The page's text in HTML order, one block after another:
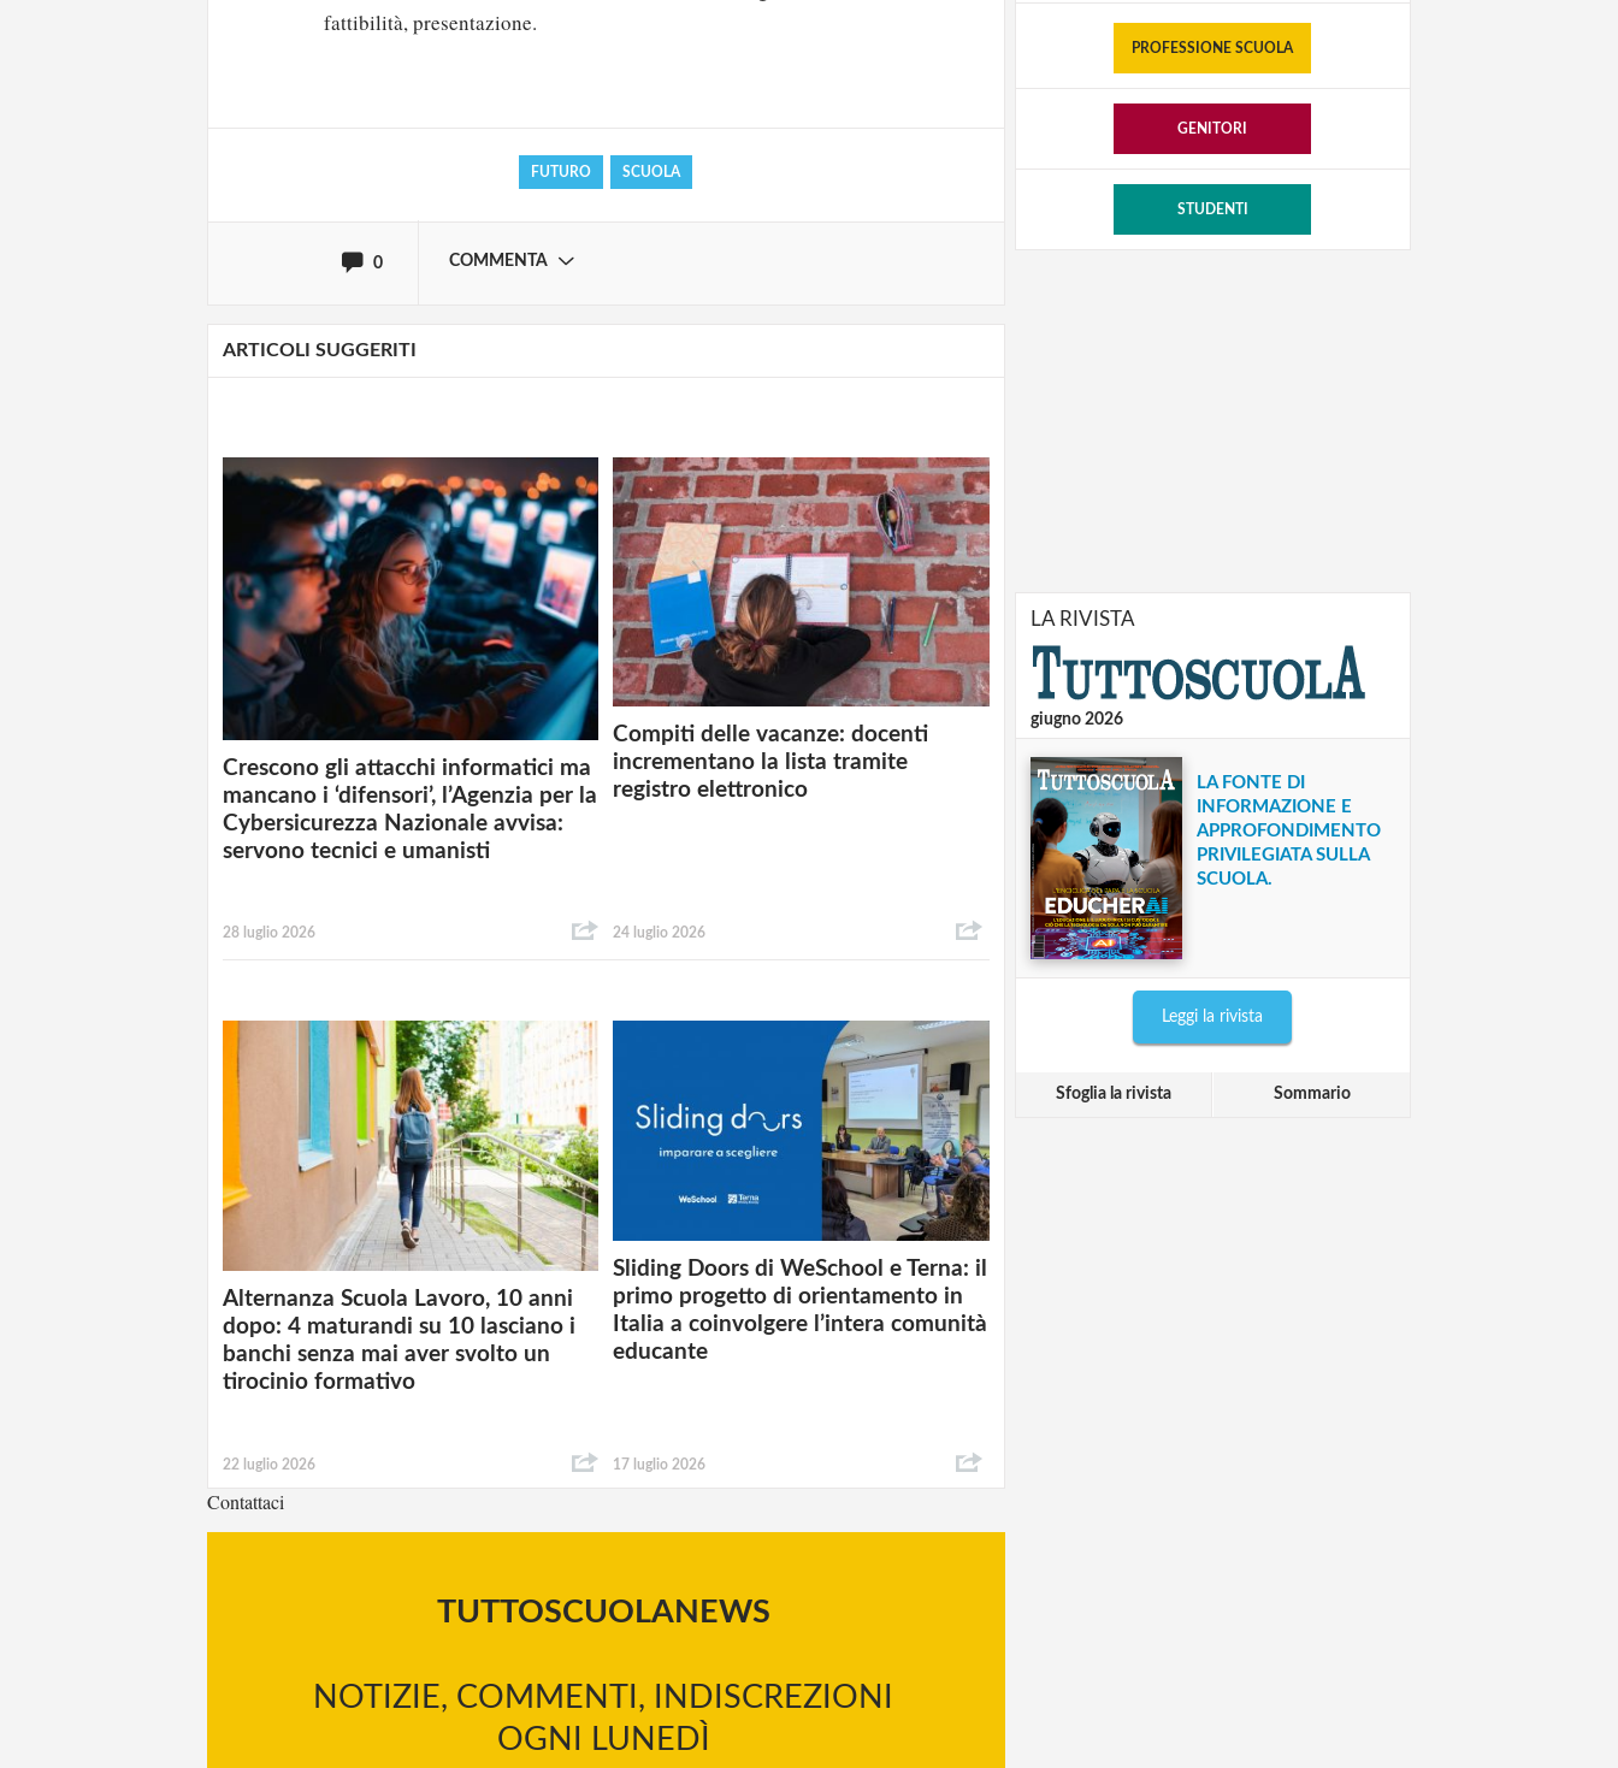
fattibilità, presentazione.
FUTURO SCUOLA
0 COMMENTA
Solo gli utenti registrati possono commentare!
ARTICOLI SUGGERITI
Crescono gli attacchi informatici ma
mancano i ‘difensori’, l’Agenzia per la
Cybersicurezza Nazionale avvisa:
servono tecnici e umanisti
28 luglio 2026
Compiti delle vacanze: docenti
incrementano la lista tramite
registro elettronico
24 luglio 2026
Alternanza Scuola Lavoro, 10 anni
dopo: 4 maturandi su 10 lasciano i
banchi senza mai aver svolto un
tirocinio formativo
22 luglio 2026
Sliding Doors di WeSchool e Terna: il
primo progetto di orientamento in
Italia a coinvolgere l’intera comunità
educante
17 luglio 2026
Contattaci
TUTTOSCUOLANEWS
NOTIZIE, COMMENTI, INDISCREZIONI
OGNI LUNEDÌ
PROFESSIONE SCUOLA
GENITORI
STUDENTI
LA RIVISTA
giugno 2026
LA FONTE DI
INFORMAZIONE E
APPROFONDIMENTO
PRIVILEGIATA SULLA
SCUOLA.
Leggi la rivista
Sfoglia la rivista Sommario